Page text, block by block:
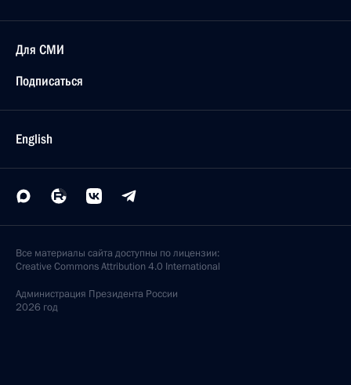
Для СМИ
Подписаться
English
Все материалы сайта доступны по лицензии:
Creative Commons Attribution 4.0 International
Администрация Президента России
2026 год